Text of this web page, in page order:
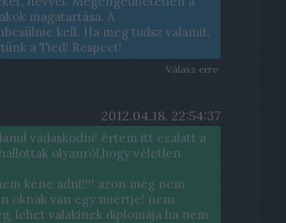
magatartása. A
kell. Ha még tudsz valamit,
a Tied! Respect!
Válasz erre
2012.04.18. 22:54:37
vádaskodni! értem itt ezalatt a
olyanról,hogy véletlen
kéne adni!!!! azon még nem
oknak van egy miértje! nem
lehet valakinek diplomája ha nem